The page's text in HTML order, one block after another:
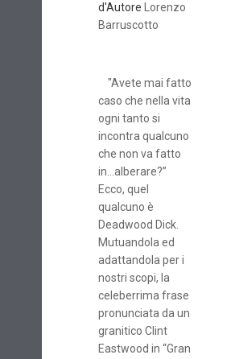
d'Autore Lorenzo
Barruscotto
"Avete mai fatto
caso che nella vita
ogni tanto si
incontra qualcuno
che non va fatto
in…alberare?”
Ecco, quel
qualcuno è
Deadwood Dick.
Mutuandola ed
adattandola per i
nostri scopi, la
celeberrima frase
pronunciata da un
granitico Clint
Eastwood in “Gran